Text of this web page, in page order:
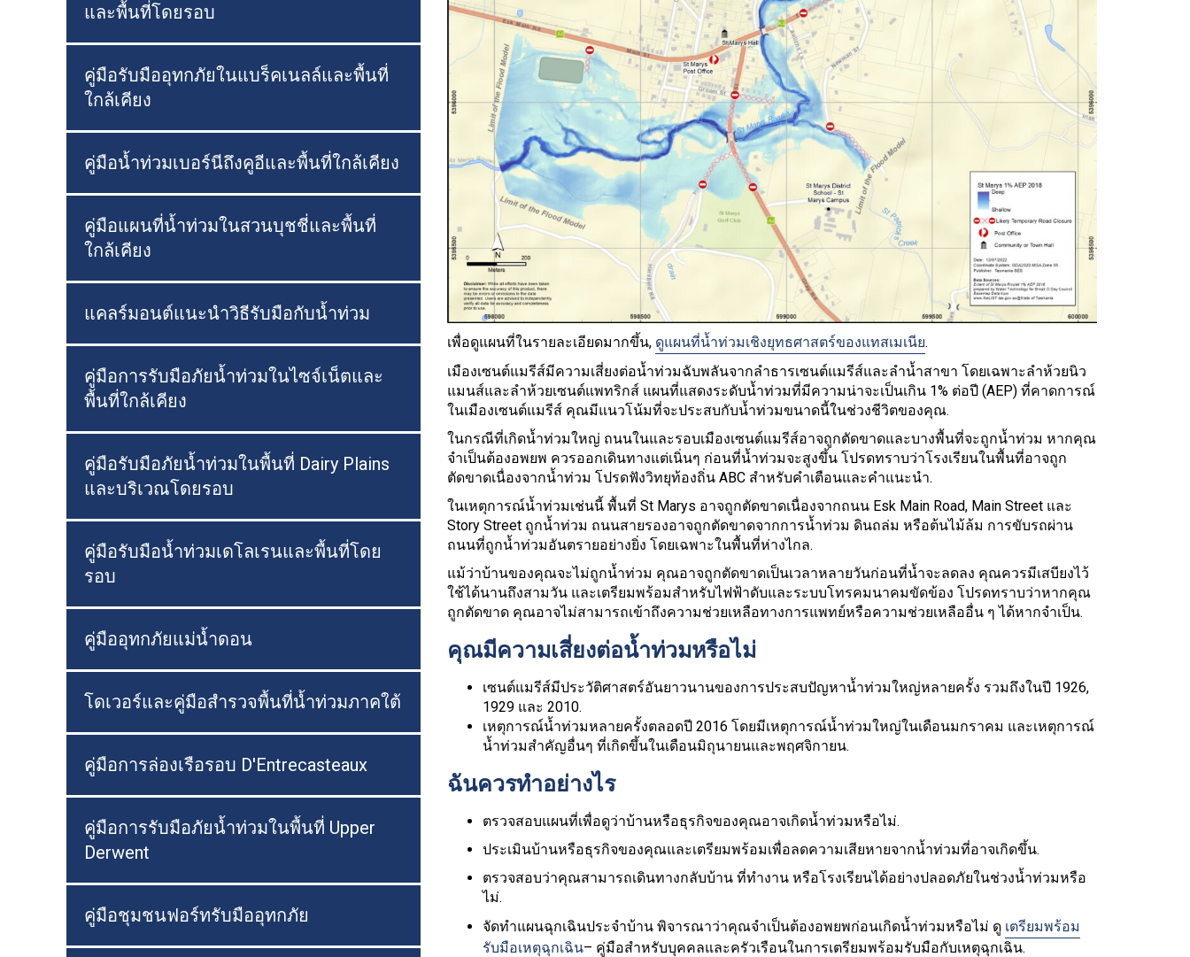
และพื้นที่โดยรอบ
คู่มือรับมืออุทกภัยในแบร็คเนลล์และพื้นที่
ใกล้เคียง
คู่มือน้ำท่วมเบอร์นีถึงคูอีและพื้นที่ใกล้เคียง
คู่มือแผนที่น้ำท่วมในสวนบุชชี่และพื้นที่
ใกล้เคียง
แคลร์มอนต์แนะนำวิธีรับมือกับน้ำท่วม
คู่มือการรับมือภัยน้ำท่วมในไซจ์เน็ตและ
พื้นที่ใกล้เคียง
คู่มือรับมือภัยน้ำท่วมในพื้นที่ Dairy Plains
และบริเวณโดยรอบ
คู่มือรับมือน้ำท่วมเดโลเรนและพื้นที่โดย
รอบ
คู่มืออุทกภัยแม่น้ำดอน
โดเวอร์และคู่มือสำรวจพื้นที่น้ำท่วมภาคใต้
คู่มือการล่องเรือรอบ D'Entrecasteaux
คู่มือการรับมือภัยน้ำท่วมในพื้นที่ Upper
Derwent
คู่มือชุมชนฟอร์ทรับมืออุทกภัย
เพื่อดูแผนที่ในรายละเอียดมากขึ้น, ดูแผนที่น้ำท่วมเชิงยุทธศาสตร์ของแทสเมเนีย.
เมืองเซนต์แมรีส์มีความเสี่ยงต่อน้ำท่วมฉับพลันจากลำธารเซนต์แมรีส์และลำน้ำสาขา โดยเฉพาะลำห้วยนิว
แมนส์และลำห้วยเซนต์แพทริกส์ แผนที่แสดงระดับน้ำท่วมที่มีความน่าจะเป็นเกิน 1% ต่อปี (AEP) ที่คาดการณ์
ในเมืองเซนต์แมรีส์ คุณมีแนวโน้มที่จะประสบกับน้ำท่วมขนาดนี้ในช่วงชีวิตของคุณ.
ในกรณีที่เกิดน้ำท่วมใหญ่ ถนนในและรอบเมืองเซนต์แมรีส์อาจถูกตัดขาดและบางพื้นที่จะถูกน้ำท่วม หากคุณ
จำเป็นต้องอพยพ ควรออกเดินทางแต่เนิ่นๆ ก่อนที่น้ำท่วมจะสูงขึ้น โปรดทราบว่าโรงเรียนในพื้นที่อาจถูก
ตัดขาดเนื่องจากน้ำท่วม โปรดฟังวิทยุท้องถิ่น ABC สำหรับคำเตือนและคำแนะนำ.
ในเหตุการณ์น้ำท่วมเช่นนี้ พื้นที่ St Marys อาจถูกตัดขาดเนื่องจากถนน Esk Main Road, Main Street และ
Story Street ถูกน้ำท่วม ถนนสายรองอาจถูกตัดขาดจากการน้ำท่วม ดินถล่ม หรือต้นไม้ล้ม การขับรถผ่าน
ถนนที่ถูกน้ำท่วมอันตรายอย่างยิ่ง โดยเฉพาะในพื้นที่ห่างไกล.
แม้ว่าบ้านของคุณจะไม่ถูกน้ำท่วม คุณอาจถูกตัดขาดเป็นเวลาหลายวันก่อนที่น้ำจะลดลง คุณควรมีเสบียงไว้
ใช้ได้นานถึงสามวัน และเตรียมพร้อมสำหรับไฟฟ้าดับและระบบโทรคมนาคมขัดข้อง โปรดทราบว่าหากคุณ
ถูกตัดขาด คุณอาจไม่สามารถเข้าถึงความช่วยเหลือทางการแพทย์หรือความช่วยเหลืออื่น ๆ ได้หากจำเป็น.
คุณมีความเสี่ยงต่อน้ำท่วมหรือไม่
เซนต์แมรีส์มีประวัติศาสตร์อันยาวนานของการประสบปัญหาน้ำท่วมใหญ่หลายครั้ง รวมถึงในปี 1926,
1929 และ 2010.
เหตุการณ์น้ำท่วมหลายครั้งตลอดปี 2016 โดยมีเหตุการณ์น้ำท่วมใหญ่ในเดือนมกราคม และเหตุการณ์
น้ำท่วมสำคัญอื่นๆ ที่เกิดขึ้นในเดือนมิถุนายนและพฤศจิกายน.
ฉันควรทำอย่างไร
ตรวจสอบแผนที่เพื่อดูว่าบ้านหรือธุรกิจของคุณอาจเกิดน้ำท่วมหรือไม่.
ประเมินบ้านหรือธุรกิจของคุณและเตรียมพร้อมเพื่อลดความเสียหายจากน้ำท่วมที่อาจเกิดขึ้น.
ตรวจสอบว่าคุณสามารถเดินทางกลับบ้าน ที่ทำงาน หรือโรงเรียนได้อย่างปลอดภัยในช่วงน้ำท่วมหรือ
ไม่.
จัดทำแผนฉุกเฉินประจำบ้าน พิจารณาว่าคุณจำเป็นต้องอพยพก่อนเกิดน้ำท่วมหรือไม่ ดู เตรียมพร้อม
รับมือเหตุฉุกเฉิน– คู่มือสำหรับบุคคลและครัวเรือนในการเตรียมพร้อมรับมือกับเหตุฉุกเฉิน.